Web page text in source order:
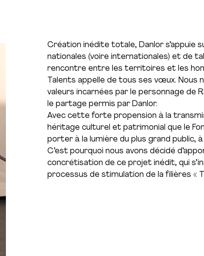
Création inédite totale, Danlor s’appuie
nationales (voire internationales) et de
rencontre entre les territoires et les
Talents appelle de tous ses vœux. Nous
valeurs incarnées par le personnage de
le partage permis par Danlor.
Avec cette forte propension à la
héritage culturel et patrimonial que le
porter à la lumière du plus grand public, à
C’est pourquoi nous avons décidé
concrétisation de ce projet inédit, qui
processus de stimulation de la filières «